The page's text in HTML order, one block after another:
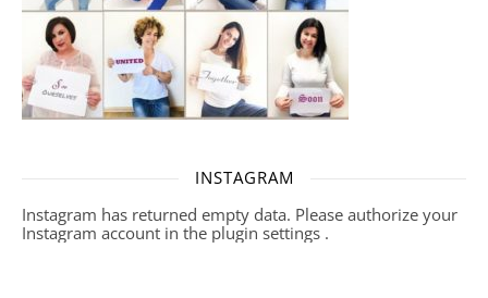
INSTAGRAM
Instagram has returned empty data. Please authorize your
Instagram account in the plugin settings .